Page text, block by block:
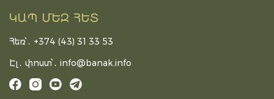
ԿԱՊ ՄԵԶ ՀԵՏ
Հեռ՝․ +374 (43) 31 33 53
Էլ․ փոստ՝․ info@banak.info